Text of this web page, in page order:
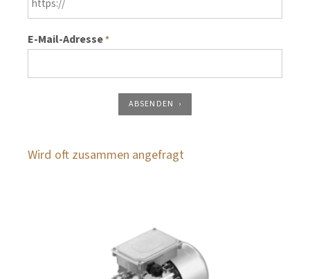
E-Mail-Adresse*
ABSENDEN
Wird oft zusammen angefragt